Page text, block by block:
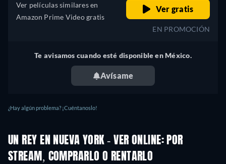
Ver películas similares en
Amazon Prime Video gratis
Ver gratis
EN PROMOCIÓN
Te avisamos cuando esté disponible en México.
Avísame
¿Hay algún problema? ¡Cuéntanoslo!
UN REY EN NUEVA YORK - VER ONLINE: POR
STREAM, COMPRARLO O RENTARLO